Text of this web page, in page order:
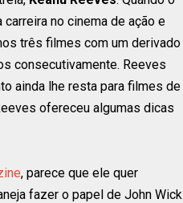
no cinema de ação e
três filmes com um derivado
consecutivamente. Reeves
ainda lhe resta para filmes de
ofereceu algumas dicas
, parece que ele quer
fazer o papel de John Wick